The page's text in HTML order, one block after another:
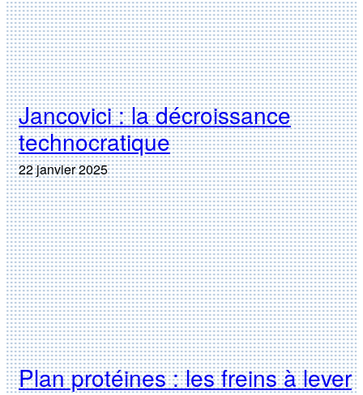
Jancovici : la décroissance
technocratique
22 janvier 2025
Plan protéines : les freins à lever